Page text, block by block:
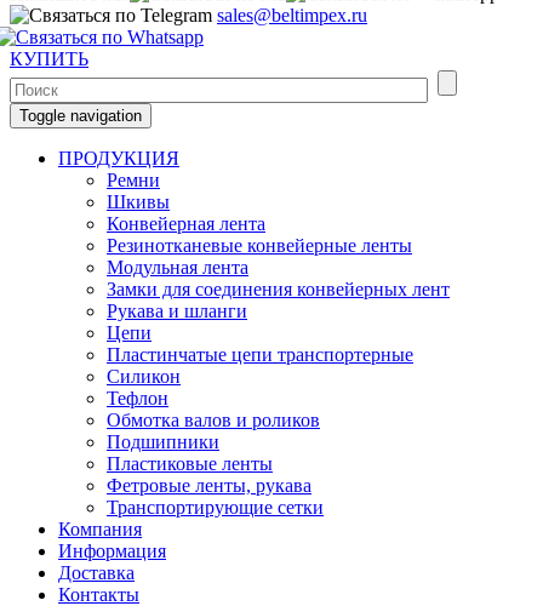
sales@beltimpex.ru
КУПИТЬ
Toggle navigation
ПРОДУКЦИЯ
Ремни
Шкивы
Конвейерная лента
Резинотканевые конвейерные ленты
Модульная лента
Замки для соединения конвейерных лент
Рукава и шланги
Цепи
Пластинчатые цепи транспортерные
Силикон
Тефлон
Обмотка валов и роликов
Подшипники
Пластиковые ленты
Фетровые ленты, рукава
Транспортирующие сетки
Компания
Информация
Доставка
Контакты